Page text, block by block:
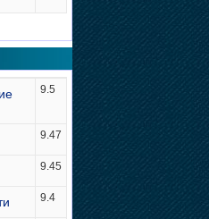
9.5
9.47
9.45
9.4